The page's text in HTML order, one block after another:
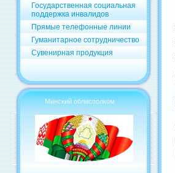
Государственная социальная
поддержка инвалидов
Прямые телефонные линии
Гуманитарное сотрудничество
Сувенирная продукция
Минский облисполком